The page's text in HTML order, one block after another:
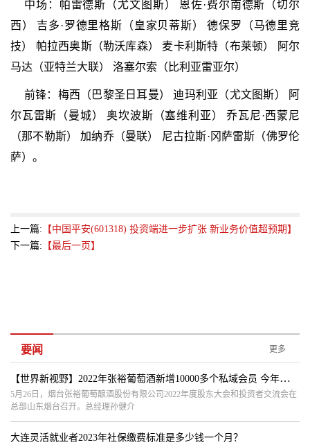
中场：帕雷德斯（尤文图斯） 恩佐·费尔南德斯（切尔
西） 吉多·罗德里格斯（皇家贝蒂斯） 德保罗（马德里竞
技） 帕拉西奥斯（勒沃库森） 麦卡利斯特（布莱顿） 阿尔
马达（亚特兰大联） 洛塞尔索（比利亚雷亚尔）
前锋：梅西（巴黎圣日耳曼） 迪玛利亚（尤文图斯） 阿
尔瓦雷斯（曼城） 奥坎波斯（塞维利亚） 乔瓦尼·西蒙尼
（那不勒斯） 加纳乔（曼联） 尼古拉斯·冈萨雷斯（佛罗伦
萨）。
上一篇: 【中国平安(601318) 投资端进一步扩张 新业务价值超预期】
下一篇: 【最后一页】
要闻 更多
【世界新视野】2022年张裕葡萄酒新增10000多个私域会员 今年期待翻四倍
5月26日，烟台张裕葡萄酿酒股份有限公司2022年度股东大会和投资者交流会在
总部山东烟台召开。总经理孙健介
大连灵活就业者2023年社保缴费标准是多少钱一个月？